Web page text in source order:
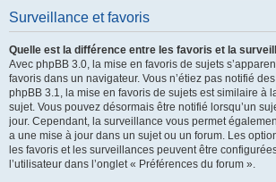
Surveillance et favoris
Quelle est la différence entre les favoris et la
Avec phpBB 3.0, la mise en favoris de sujets
favoris dans un navigateur. Vous n’étiez pas notifié
phpBB 3.1, la mise en favoris de sujets est similaire à
sujet. Vous pouvez désormais être notifié lorsqu’un
jour. Cependant, la surveillance vous permet
a une mise à jour dans un sujet ou un forum. Les
les favoris et les surveillances peuvent être
l’utilisateur dans l’onglet « Préférences du forum ».